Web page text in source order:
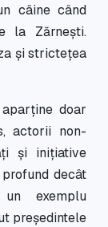
câine când
la Zărneşti.
și strictețea
doar
actorii non-
și inițiative
decât
exemplu
președintele